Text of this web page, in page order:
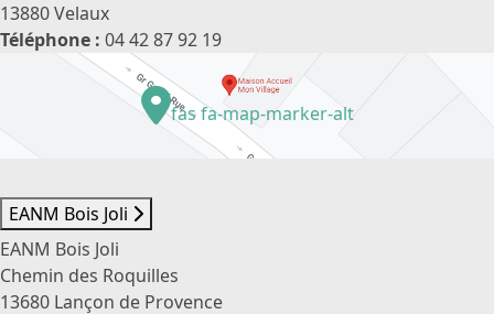
13880 Velaux
Téléphone : 04 42 87 92 19
fas fa-map-marker-alt
EANM Bois Joli
EANM Bois Joli
Chemin des Roquilles
13680 Lançon de Provence